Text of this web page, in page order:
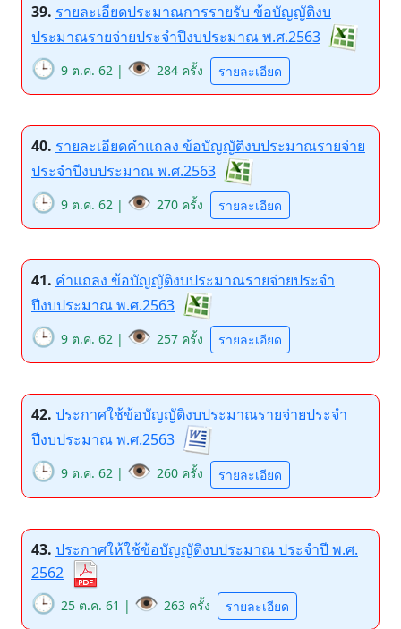
39. รายละเอียดประมาณการรายรับ ข้อบัญญัติงบ
ประมาณรายจ่ายประจำปีงบประมาณ พ.ศ.2563
🕒 9 ต.ค. 62 | 👁️ 284 ครั้ง รายละเอียด
40. รายละเอียดคำแถลง ข้อบัญญัติงบประมาณรายจ่าย
ประจำปีงบประมาณ พ.ศ.2563
🕒 9 ต.ค. 62 | 👁️ 270 ครั้ง รายละเอียด
41. คำแถลง ข้อบัญญัติงบประมาณรายจ่ายประจำ
ปีงบประมาณ พ.ศ.2563
🕒 9 ต.ค. 62 | 👁️ 257 ครั้ง รายละเอียด
42. ประกาศใช้ข้อบัญญัติงบประมาณรายจ่ายประจำ
ปีงบประมาณ พ.ศ.2563
🕒 9 ต.ค. 62 | 👁️ 260 ครั้ง รายละเอียด
43. ประกาศให้ใช้ข้อบัญญัติงบประมาณ ประจำปี พ.ศ.
2562
🕒 25 ต.ค. 61 | 👁️ 263 ครั้ง รายละเอียด